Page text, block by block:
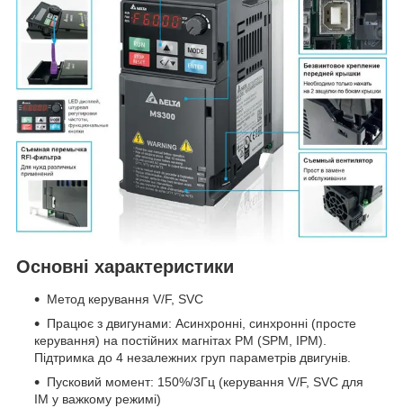
Основні характеристики
Метод керування V/F, SVC
Працює з двигунами: Асинхронні, синхронні (просте
керування) на постійних магнітах PM (SPM, IPM).
Підтримка до 4 незалежних груп параметрів двигунів.
Пусковий момент: 150%/3Гц (керування V/F, SVC для
IM у важкому режимі)